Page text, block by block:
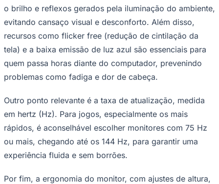
o brilho e reflexos gerados pela iluminação do ambiente,
evitando cansaço visual e desconforto. Além disso,
recursos como flicker free (redução de cintilação da
tela) e a baixa emissão de luz azul são essenciais para
quem passa horas diante do computador, prevenindo
problemas como fadiga e dor de cabeça.
Outro ponto relevante é a taxa de atualização, medida
em hertz (Hz). Para jogos, especialmente os mais
rápidos, é aconselhável escolher monitores com 75 Hz
ou mais, chegando até os 144 Hz, para garantir uma
experiência fluida e sem borrões.
Por fim, a ergonomia do monitor, com ajustes de altura,